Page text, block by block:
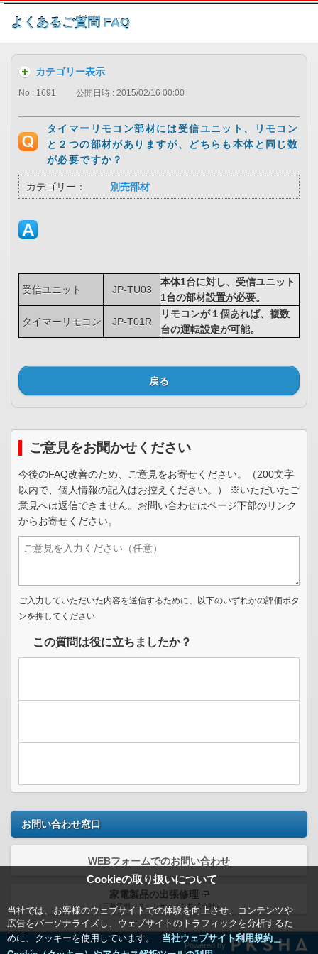
このページの本文へ
よくあるご質問 FAQ
Cookieの取り扱いについて
当社では、お客様のウェブサイトでの体験を向上させ、コンテンツや
広告をパーソナライズし、ウェブサイトのトラフィックを分析するた
めに、クッキーを使用しています。
当社ウェブサイト利用規約＿
カテゴリー表示
No : 1691 公開日時 : 2015/02/16 00:00
タイマーリモコン部材には受信ユニット、リモコン
と２つの部材がありますが、どちらも本体と同じ数
が必要ですか？
カテゴリー： 別売部材
受信ユニット JP-TU03
本体1台に対し、受信ユニット
1台の部材設置が必要。
タイマーリモコン JP-T01R
リモコンが１個あれば、複数
台の運転設定が可能。
戻る
ご意見をお聞かせください
今後のFAQ改善のため、ご意見をお寄せください。（200文字
以内で、個人情報の記入はお控えください。） ※いただいたご
意見へは返信できません。お問い合わせはページ下部のリンク
からお寄せください。
ご入力していただいた内容を送信するために、以下のいずれかの評価ボタ
ンを押してください
この質問は役に立ちましたか？
お問い合わせ窓口
WEBフォームでのお問い合わせ
家電製品の出張修理
（三菱電機システムサービス株式会社）
Powered by